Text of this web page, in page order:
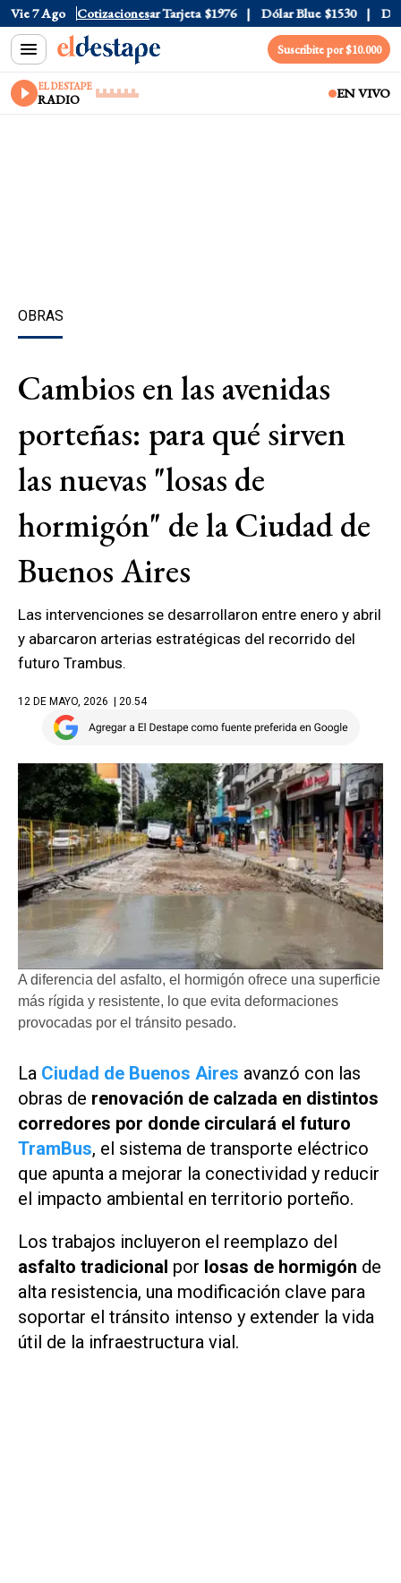
Vie 7 Ago Cotizaciones
Oficial $1520 Dólar Tarjeta $1976 Dólar Blue $1530 Dólar
Suscribite por $10.000
EL DESTAPE
RADIO EN VIVO
OBRAS
Cambios en las avenidas
porteñas: para qué sirven
las nuevas "losas de
hormigón" de la Ciudad de
Buenos Aires
Las intervenciones se desarrollaron entre enero y abril
y abarcaron arterias estratégicas del recorrido del
futuro Trambus.
12 DE MAYO, 2026 | 20.54
A diferencia del asfalto, el hormigón ofrece una superficie
más rígida y resistente, lo que evita deformaciones
provocadas por el tránsito pesado.
La Ciudad de Buenos Aires avanzó con las
obras de renovación de calzada en distintos
corredores por donde circulará el futuro
TramBus, el sistema de transporte eléctrico
que apunta a mejorar la conectividad y reducir
el impacto ambiental en territorio porteño.
Los trabajos incluyeron el reemplazo del
asfalto tradicional por losas de hormigón de
alta resistencia, una modificación clave para
soportar el tránsito intenso y extender la vida
útil de la infraestructura vial.